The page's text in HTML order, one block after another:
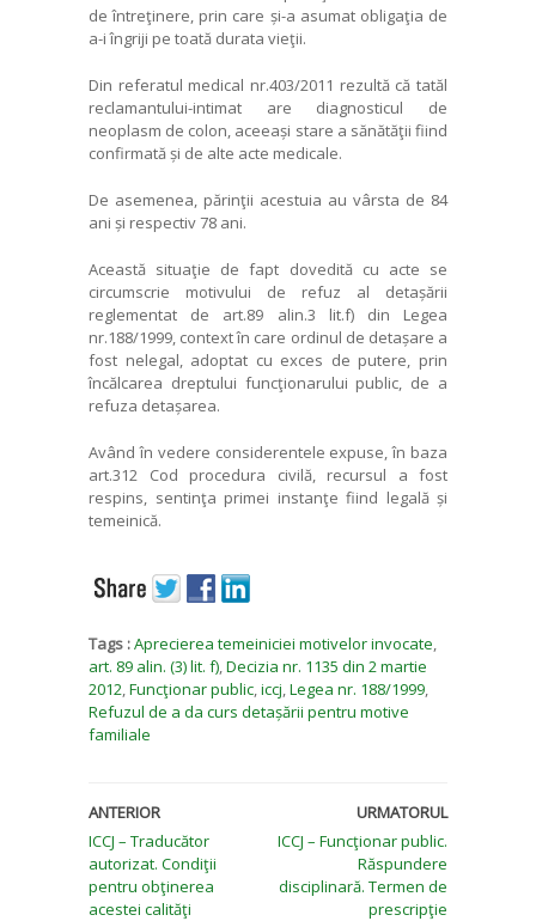
de întreţinere, prin care și-a asumat obligaţia de
a-i îngriji pe toată durata vieţii.
Din referatul medical nr.403/2011 rezultă că tatăl
reclamantului-intimat are diagnosticul de
neoplasm de colon, aceeași stare a sănătăţii fiind
confirmată și de alte acte medicale.
De asemenea, părinţii acestuia au vârsta de 84
ani și respectiv 78 ani.
Această situaţie de fapt dovedită cu acte se
circumscrie motivului de refuz al detașării
reglementat de art.89 alin.3 lit.f) din Legea
nr.188/1999, context în care ordinul de detașare a
fost nelegal, adoptat cu exces de putere, prin
încălcarea dreptului funcţionarului public, de a
refuza detașarea.
Având în vedere considerentele expuse, în baza
art.312 Cod procedura civilă, recursul a fost
respins, sentinţa primei instanţe fiind legală și
temeinică.
Tags :Aprecierea temeiniciei motivelor invocate,
art. 89 alin. (3) lit. f),Decizia nr. 1135 din 2 martie
2012,Funcţionar public,iccj,Legea nr. 188/1999,
Refuzul de a da curs detașării pentru motive
familiale
ANTERIOR
ICCJ – Traducător
autorizat. Condiţii
pentru obţinerea
acestei calităţi
URMATORUL
ICCJ – Funcţionar public.
Răspundere
disciplinară. Termen de
prescripţie